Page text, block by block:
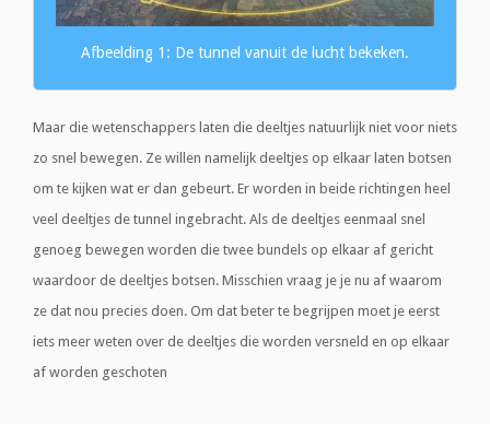
Afbeelding 1: De tunnel vanuit de lucht bekeken.
Maar die wetenschappers laten die deeltjes natuurlijk niet voor niets
zo snel bewegen. Ze willen namelijk deeltjes op elkaar laten botsen
om te kijken wat er dan gebeurt. Er worden in beide richtingen heel
veel deeltjes de tunnel ingebracht. Als de deeltjes eenmaal snel
genoeg bewegen worden die twee bundels op elkaar af gericht
waardoor de deeltjes botsen. Misschien vraag je je nu af waarom
ze dat nou precies doen. Om dat beter te begrijpen moet je eerst
iets meer weten over de deeltjes die worden versneld en op elkaar
af worden geschoten